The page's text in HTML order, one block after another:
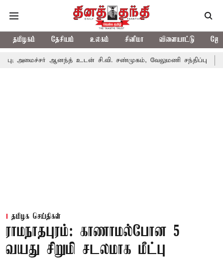
தமிழகம் தேசியம் உலகம் சினிமா விளையாட்டு
ஆனந்த் உடன் சி.வி. சண்முகம், வேலுமணி சந்திப்பு மண் வளம்
தமிழக செய்திகள்
ராமநாதபுரம்: காணாமல்போன 5
வயது சிறுமி சடலமாக மீட்பு